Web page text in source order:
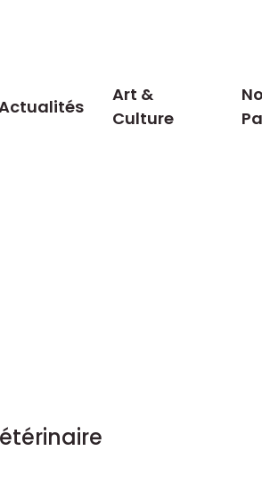
Art &
Culture